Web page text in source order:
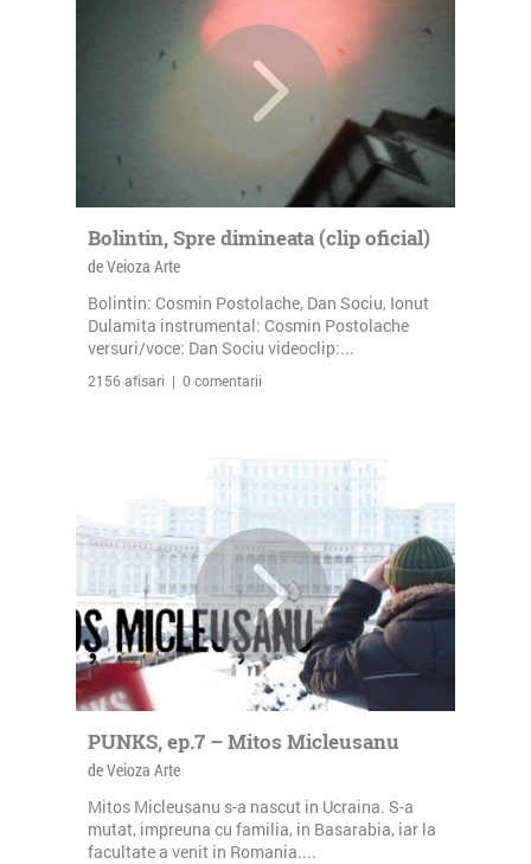
Bolintin, Spre dimineata (clip oficial)
de Veioza Arte
Bolintin: Cosmin Postolache, Dan Sociu, Ionut
Dulamita instrumental: Cosmin Postolache
versuri/voce: Dan Sociu videoclip:...
2156 afisari | 0 comentarii
PUNKS, ep.7 – Mitos Micleusanu
de Veioza Arte
Mitos Micleusanu s-a nascut in Ucraina. S-a
mutat, impreuna cu familia, in Basarabia, iar la
facultate a venit in Romania....